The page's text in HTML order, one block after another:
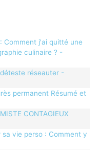
Comment j'ai quitté une
culinaire ? -
réseauter -
permanent Résumé et
CONTAGIEUX
sa vie perso : Comment y